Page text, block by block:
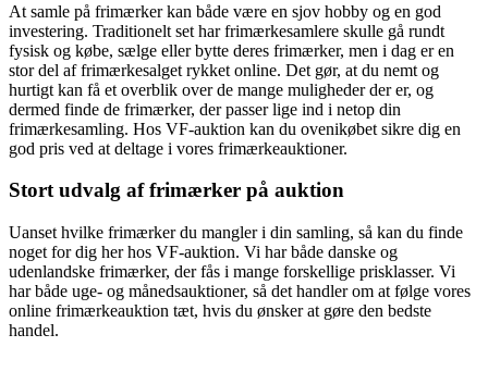
At samle på frimærker kan både være en sjov hobby og en god
investering. Traditionelt set har frimærkesamlere skulle gå rundt
fysisk og købe, sælge eller bytte deres frimærker, men i dag er en
stor del af frimærkesalget rykket online. Det gør, at du nemt og
hurtigt kan få et overblik over de mange muligheder der er, og
dermed finde de frimærker, der passer lige ind i netop din
frimærkesamling. Hos VF-auktion kan du ovenikøbet sikre dig en
god pris ved at deltage i vores frimærkeauktioner.
Stort udvalg af frimærker på auktion
Uanset hvilke frimærker du mangler i din samling, så kan du finde
noget for dig her hos VF-auktion. Vi har både danske og
udenlandske frimærker, der fås i mange forskellige prisklasser. Vi
har både uge- og månedsauktioner, så det handler om at følge vores
online frimærkeauktion tæt, hvis du ønsker at gøre den bedste
handel.